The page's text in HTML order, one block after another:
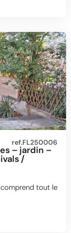
ref.FL250006
– jardin –
/
tout le